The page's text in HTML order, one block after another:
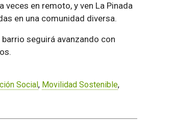
en remoto, y ven La Pinada
en una comunidad diversa.
seguirá avanzando con
Social, Movilidad Sostenible,